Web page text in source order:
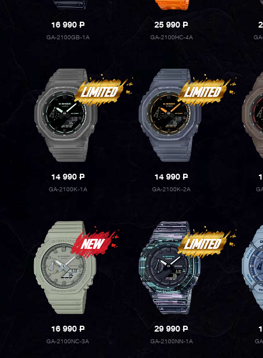
16 990P
GA-2100GB-1A
25 990P
GA-2100HC-4A
14 990P
GA-2100K-1A
14 990P
GA-2100K-2A
16 990P
GA-2100NC-3A
29 990P
GA-2100NN-1A